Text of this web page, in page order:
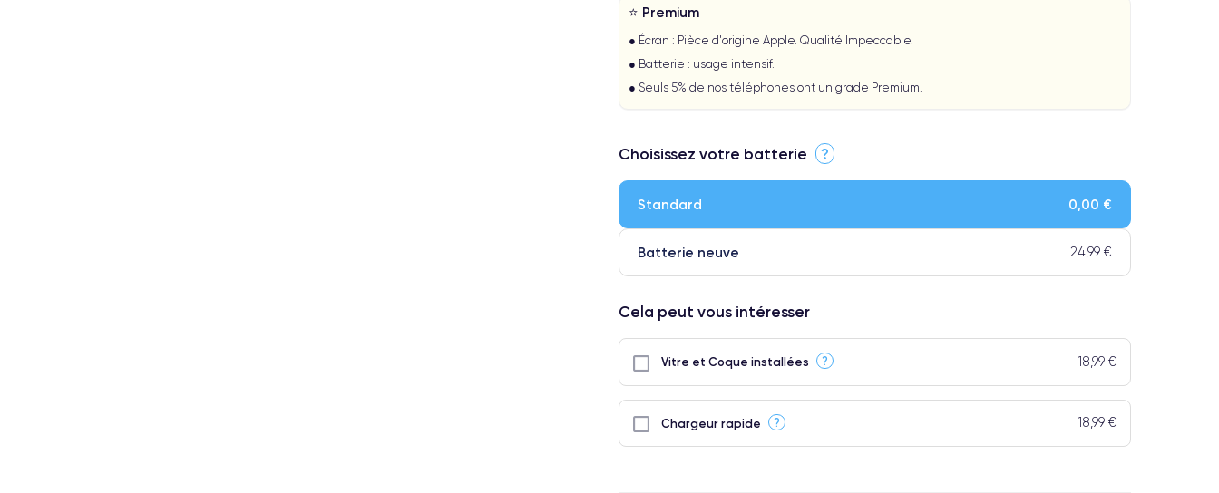
⭐ Premium
● Écran : Pièce d'origine Apple. Qualité Impeccable.
● Batterie : usage intensif.
● Seuls 5% de nos téléphones ont un grade Premium.
Choisissez votre batterie ?
Standard 0,00 €
Batterie neuve 24,99 €
Cela peut vous intéresser
Vitre et Coque installées ? 18,99 €
Chargeur rapide ? 18,99 €